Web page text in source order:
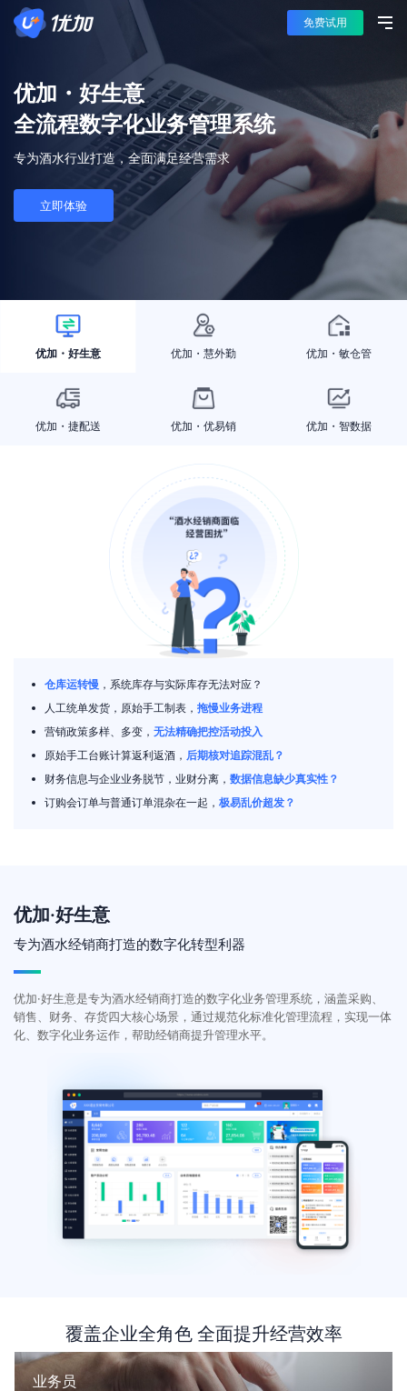
免费试用
优加・好生意
全流程数字化业务管理系统
专为酒水行业打造，全面满足经营需求
立即体验
优加・好生意 优加・慧外勤 优加・敏仓管
优加・捷配送 优加・优易销 优加・智数据
仓库运转慢 ，系统库存与实际库存无法对应？
人工统单发货，原始手工制表， 拖慢业务进程
营销政策多样、多变， 无法精确把控活动投入
原始手工台账计算返利返酒， 后期核对追踪混乱？
财务信息与企业业务脱节，业财分离， 数据信息缺少真实性？
订购会订单与普通订单混杂在一起， 极易乱价超发？
优加·好生意
专为酒水经销商打造的数字化转型利器
优加·好生意是专为酒水经销商打造的数字化业务管理系统，涵盖采购、
销售、财务、存货四大核心场景，通过规范化标准化管理流程，实现一体
化、数字化业务运作，帮助经销商提升管理水平。
覆盖企业全角色 全面提升经营效率
业务员